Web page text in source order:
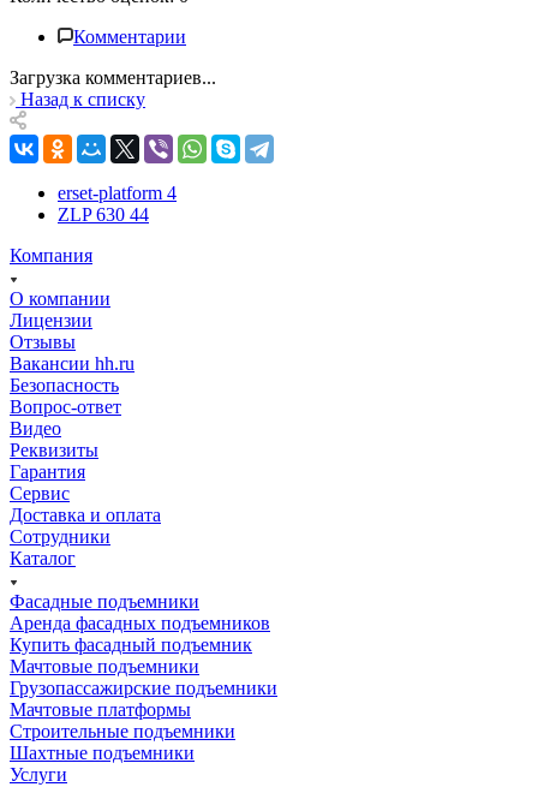
Комментарии
Загрузка комментариев...
Назад к списку
erset-platform 4
ZLP 630 44
Компания
О компании
Лицензии
Отзывы
Вакансии hh.ru
Безопасность
Вопрос-ответ
Видео
Реквизиты
Гарантия
Сервис
Доставка и оплата
Сотрудники
Каталог
Фасадные подъемники
Аренда фасадных подъемников
Купить фасадный подъемник
Мачтовые подъемники
Грузопассажирские подъемники
Мачтовые платформы
Строительные подъемники
Шахтные подъемники
Услуги